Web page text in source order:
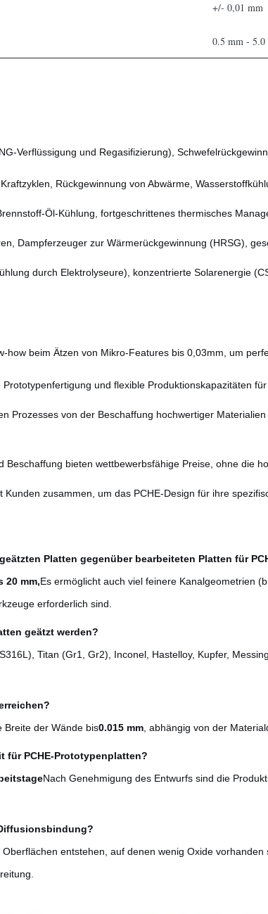
+/- 0,01 mm
0.5 mm - 5.0
Verflüssigung und Regasifizierung),
Rückgewinnung von Abwärme,
Öl-Kühlung, fortgeschrittenes thermisches
Dampferzeuger zur Wärmerückgewinnung (HRSG),
durch Elektrolyseure), konzentrierte Solarenergie
how beim Ätzen von Mikro-Features bis 0,03mm, um
Prototypenfertigung und flexible Produktionskapazitäten
Prozesses von der Beschaffung hochwertiger
Beschaffung bieten wettbewerbsfähige Preise, ohne die
Kunden zusammen, um das PCHE-Design für ihre
Platten gegenüber bearbeiteten Platten für
20 mm,Es ermöglicht auch viel feinere Kanalgeometrien
erforderlich sind.
geätzt werden?
Titan (Gr1, Gr2), Inconel, Hastelloy, Kupfer,
Breite der Wände bis0.015 mm , abhängig von der
für PCHE-Prototypenplatten?
Nach Genehmigung des Entwurfs sind die
entstehen, auf denen wenig Oxide